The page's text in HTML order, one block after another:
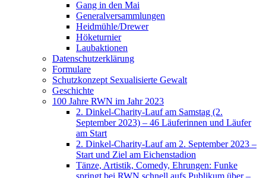
Gang in den Mai
Generalversammlungen
Heidmühle/Drewer
Höketurnier
Laubaktionen
Datenschutzerklärung
Formulare
Schutzkonzept Sexualisierte Gewalt
Geschichte
100 Jahre RWN im Jahr 2023
2. Dinkel-Charity-Lauf am Samstag (2.
September 2023) – 46 Läuferinnen und Läufer
am Start
2. Dinkel-Charity-Lauf am 2. September 2023 –
Start und Ziel am Eichenstadion
Tänze, Artistik, Comedy, Ehrungen: Funke
springt bei RWN schnell aufs Publikum über –